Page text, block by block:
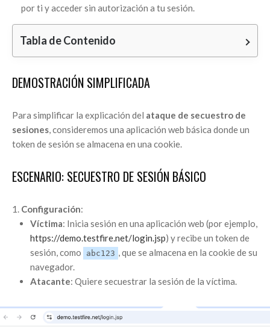
por ti y acceder sin autorización a tu sesión.
Tabla de Contenido
DEMOSTRACIÓN SIMPLIFICADA
Para simplificar la explicación del ataque de secuestro de
sesiones, consideremos una aplicación web básica donde un
token de sesión se almacena en una cookie.
ESCENARIO: SECUESTRO DE SESIÓN BÁSICO
Configuración:
Víctima: Inicia sesión en una aplicación web (por ejemplo,
https://demo.testfire.net/login.jsp) y recibe un token de
sesión, como
abc123 , que se almacena en la cookie de su
navegador.
Atacante: Quiere secuestrar la sesión de la víctima.